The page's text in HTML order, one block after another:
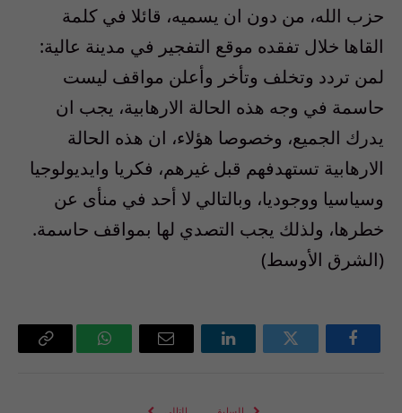
حزب الله، من دون ان يسميه، قائلا في كلمة
القاها خلال تفقده موقع التفجير في مدينة عالية:
لمن تردد وتخلف وتأخر وأعلن مواقف ليست
حاسمة في وجه هذه الحالة الارهابية، يجب ان
يدرك الجميع، وخصوصا هؤلاء، ان هذه الحالة
الارهابية تستهدفهم قبل غيرهم، فكريا وايديولوجيا
وسياسيا ووجوديا، وبالتالي لا أحد في منأى عن
خطرها، ولذلك يجب التصدي لها بمواقف حاسمة.
(الشرق الأوسط)
فيسبوك تويتر لينكدإن
البريد
واتساب Copy